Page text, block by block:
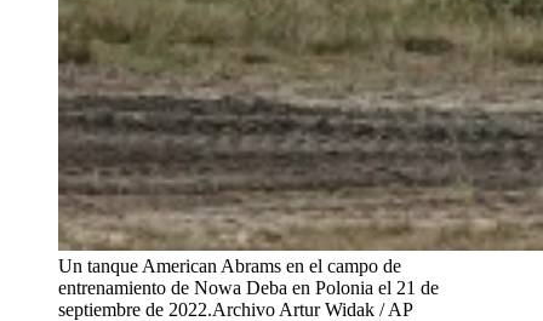
Un tanque American Abrams en el campo de
entrenamiento de Nowa Deba en Polonia el 21 de
septiembre de 2022.Archivo Artur Widak / AP